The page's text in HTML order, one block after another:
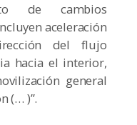
de cambios
aceleración
del flujo
hacia el interior,
general
(… )”.